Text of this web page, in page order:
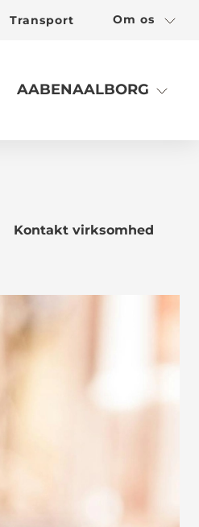
Transport Om os
AABENAALBORG
Kontakt virksomhed